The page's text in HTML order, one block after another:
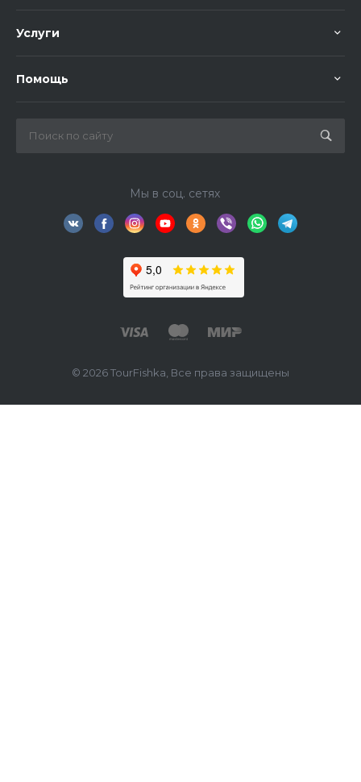
Услуги
Помощь
Мы в соц. сетях
© 2026 TourFishka, Все права защищены